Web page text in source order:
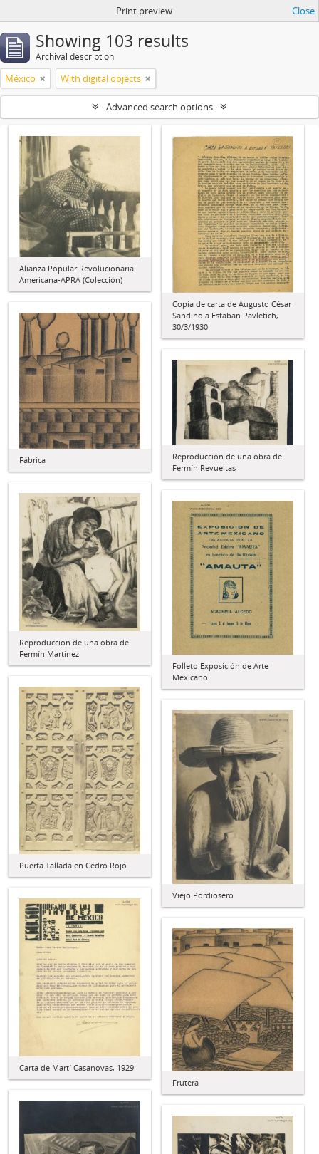
Print preview Close
Showing 103 results
Archival description
México With digital objects
Advanced search options
Alianza Popular Revolucionaria
Americana-APRA (Colección)
Copia de carta de Augusto César
Sandino a Estaban Pavletich,
30/3/1930
Fábrica
Reproducción de una obra de
Fermín Revueltas
Reproducción de una obra de
Fermín Martínez
Folleto Exposición de Arte
Mexicano
Puerta Tallada en Cedro Rojo
Viejo Pordiosero
Carta de Martí Casanovas, 1929
Frutera